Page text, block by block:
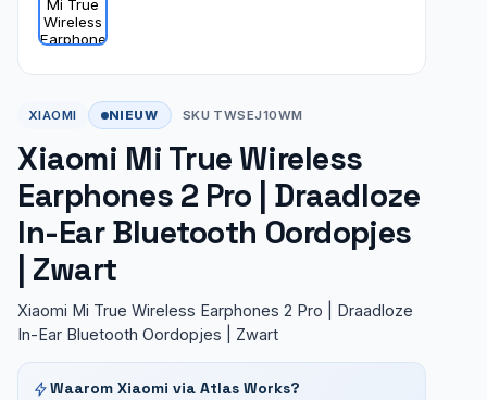
XIAOMI NIEUW SKU TWSEJ10WM
Xiaomi Mi True Wireless
Earphones 2 Pro | Draadloze
In-Ear Bluetooth Oordopjes
| Zwart
Xiaomi Mi True Wireless Earphones 2 Pro | Draadloze
In-Ear Bluetooth Oordopjes | Zwart
Waarom Xiaomi via Atlas Works?